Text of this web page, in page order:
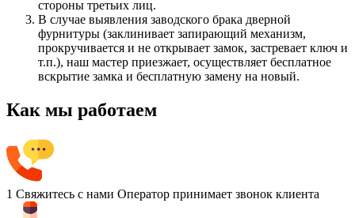
стороны третьих лиц.
В случае выявления заводского брака дверной
фурнитуры (заклинивает запирающий механизм,
прокручивается и не открывает замок, застревает ключ и
т.п.), наш мастер приезжает, осуществляет бесплатное
вскрытие замка и бесплатную замену на новый.
Как мы работаем
1 Свяжитесь с нами Оператор принимает звонок клиента